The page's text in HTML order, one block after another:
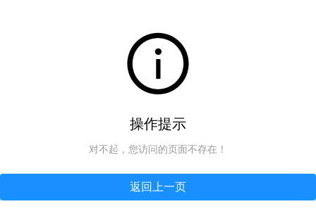
操作提示
对不起，您访问的页面不存在！
返回上一页